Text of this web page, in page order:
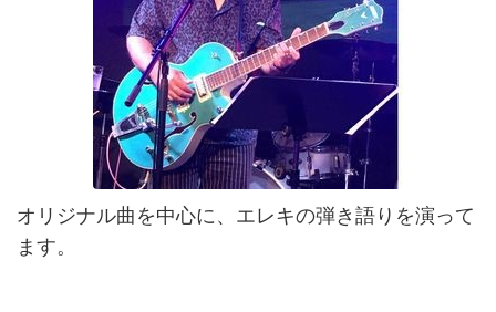
オリジナル曲を中心に、エレキの弾き語りを演って
ます。